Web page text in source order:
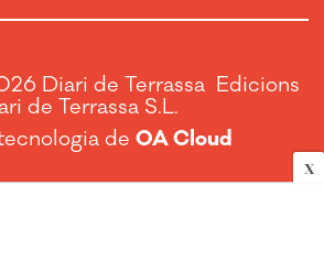
X
Diari de Terrassa Edicions
de Terrassa S.L.
de OA Cloud